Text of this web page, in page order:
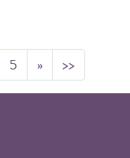
5 » >>